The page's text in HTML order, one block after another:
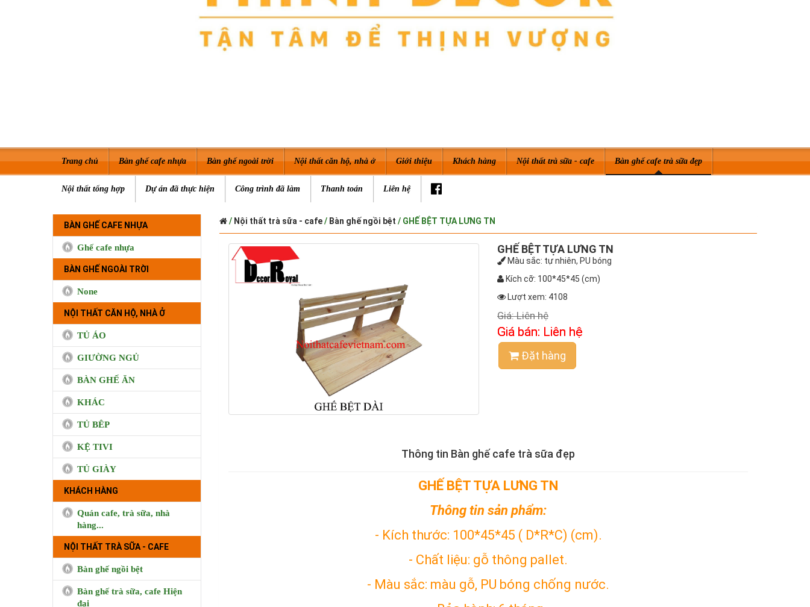
Trang chủ Bàn ghế cafe nhựa Bàn ghế ngoài trời Nội thất căn hộ, nhà ở Giới thiệu Khách hàng Nội thất trà sữa - cafe Bàn ghế cafe trà sữa đẹp
Nội thất tổng hợp Dự án đã thực hiện Công trình đã làm Thanh toán Liên hệ
BÀN GHẾ CAFE NHỰA
Ghế cafe nhựa
BÀN GHẾ NGOÀI TRỜI
None
NỘI THẤT CĂN HỘ, NHÀ Ở
TỦ ÁO
GIƯỜNG NGỦ
BÀN GHẾ ĂN
KHÁC
TỦ BÊP
KỆ TIVI
TỦ GIÀY
KHÁCH HÀNG
Quán cafe, trà sữa, nhà
hàng...
NỘI THẤT TRÀ SỮA - CAFE
Bàn ghế ngồi bệt
Bàn ghế trà sữa, cafe Hiện
đại
BUI COFFEE
/ Nội thất trà sữa - cafe/ Bàn ghế ngồi bệt / GHẾ BỆT TỰA LƯNG TN
GHẾ BỆT TỰA LƯNG TN
Màu sắc: tự nhiên, PU bóng
Kích cỡ: 100*45*45 (cm)
Lượt xem: 4108
Giá:Liên hệ
Giá bán: Liên hệ
Đặt hàng
Thông tin Bàn ghế cafe trà sữa đẹp
GHẾ BỆT TỰA LƯNG TN
Thông tin sản phẩm:
- Kích thước: 100*45*45 ( D*R*C) (cm).
- Chất liệu: gỗ thông pallet.
- Màu sắc: màu gỗ, PU bóng chống nước.